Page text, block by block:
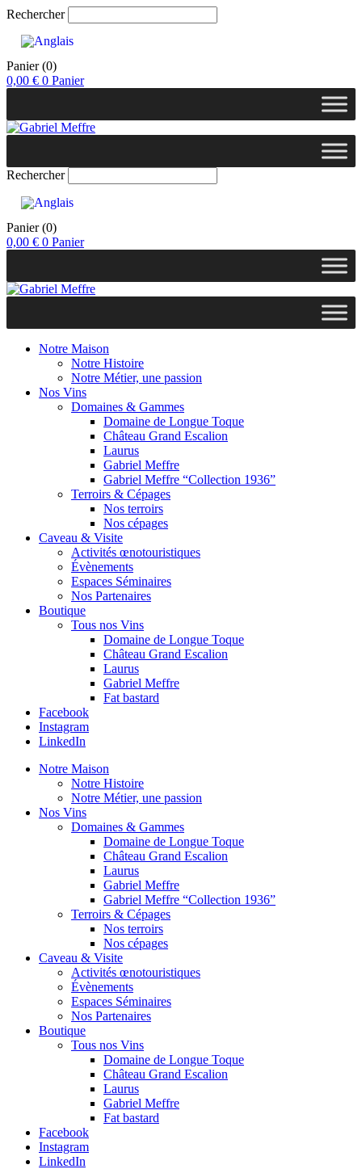
Rechercher
Panier (0)
0,00 € 0 Panier
Rechercher
Panier (0)
0,00 € 0 Panier
Notre Maison
Notre Histoire
Notre Métier, une passion
Nos Vins
Domaines & Gammes
Domaine de Longue Toque
Château Grand Escalion
Laurus
Gabriel Meffre
Gabriel Meffre “Collection 1936”
Terroirs & Cépages
Nos terroirs
Nos cépages
Caveau & Visite
Activités œnotouristiques
Évènements
Espaces Séminaires
Nos Partenaires
Boutique
Tous nos Vins
Domaine de Longue Toque
Château Grand Escalion
Laurus
Gabriel Meffre
Fat bastard
Facebook
Instagram
LinkedIn
Notre Maison
Notre Histoire
Notre Métier, une passion
Nos Vins
Domaines & Gammes
Domaine de Longue Toque
Château Grand Escalion
Laurus
Gabriel Meffre
Gabriel Meffre “Collection 1936”
Terroirs & Cépages
Nos terroirs
Nos cépages
Caveau & Visite
Activités œnotouristiques
Évènements
Espaces Séminaires
Nos Partenaires
Boutique
Tous nos Vins
Domaine de Longue Toque
Château Grand Escalion
Laurus
Gabriel Meffre
Fat bastard
Facebook
Instagram
LinkedIn